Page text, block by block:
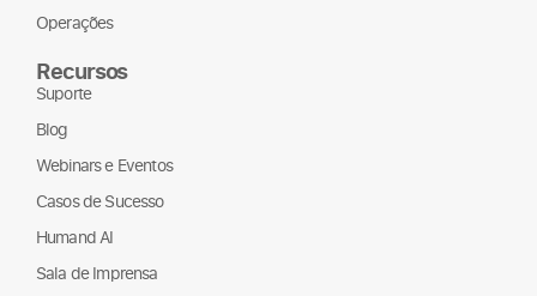
Operações
Recursos
Suporte
Blog
Webinars e Eventos
Casos de Sucesso
Humand AI
Sala de Imprensa